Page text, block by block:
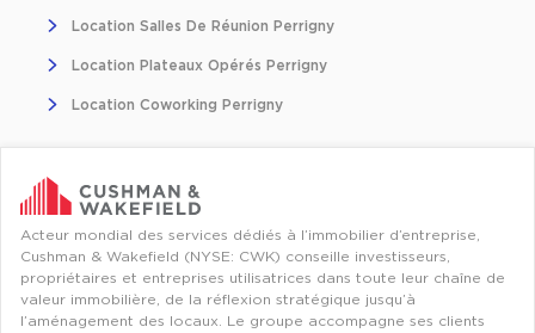
Entrepôts XXL
Location Salles De Réunion Perrigny
Location Plateaux Opérés Perrigny
Location Coworking Perrigny
Acteur mondial des services dédiés à l’immobilier d’entreprise,
Cushman & Wakefield (NYSE: CWK) conseille investisseurs,
propriétaires et entreprises utilisatrices dans toute leur chaîne de
valeur immobilière, de la réflexion stratégique jusqu’à
l’aménagement des locaux. Le groupe accompagne ses clients